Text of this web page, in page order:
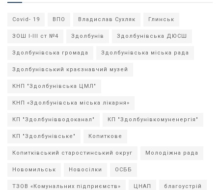
Covid- 19 ВПО Владислав Сухляк Глинськ
ЗОШ І-ІІІ ст №4 Здолбунів Здолбунівська ДЮСШ
Здолбунівська громада Здолбунівська міська рада
Здолбунівський краєзнавчий музей
КНП "Здолбунівська ЦМЛ"
КНП «Здолбунівська міська лікарня»
КП "Здолбунівводоканал" КП "Здолбунівкомуненергія"
КП "Здолбунівське" Копиткове
Копитківський старостинський округ Молодіжна рада
Новомильськ Новосілки ОСББ
ТЗОВ «Комунальних підприємств» ЦНАП благоустрій